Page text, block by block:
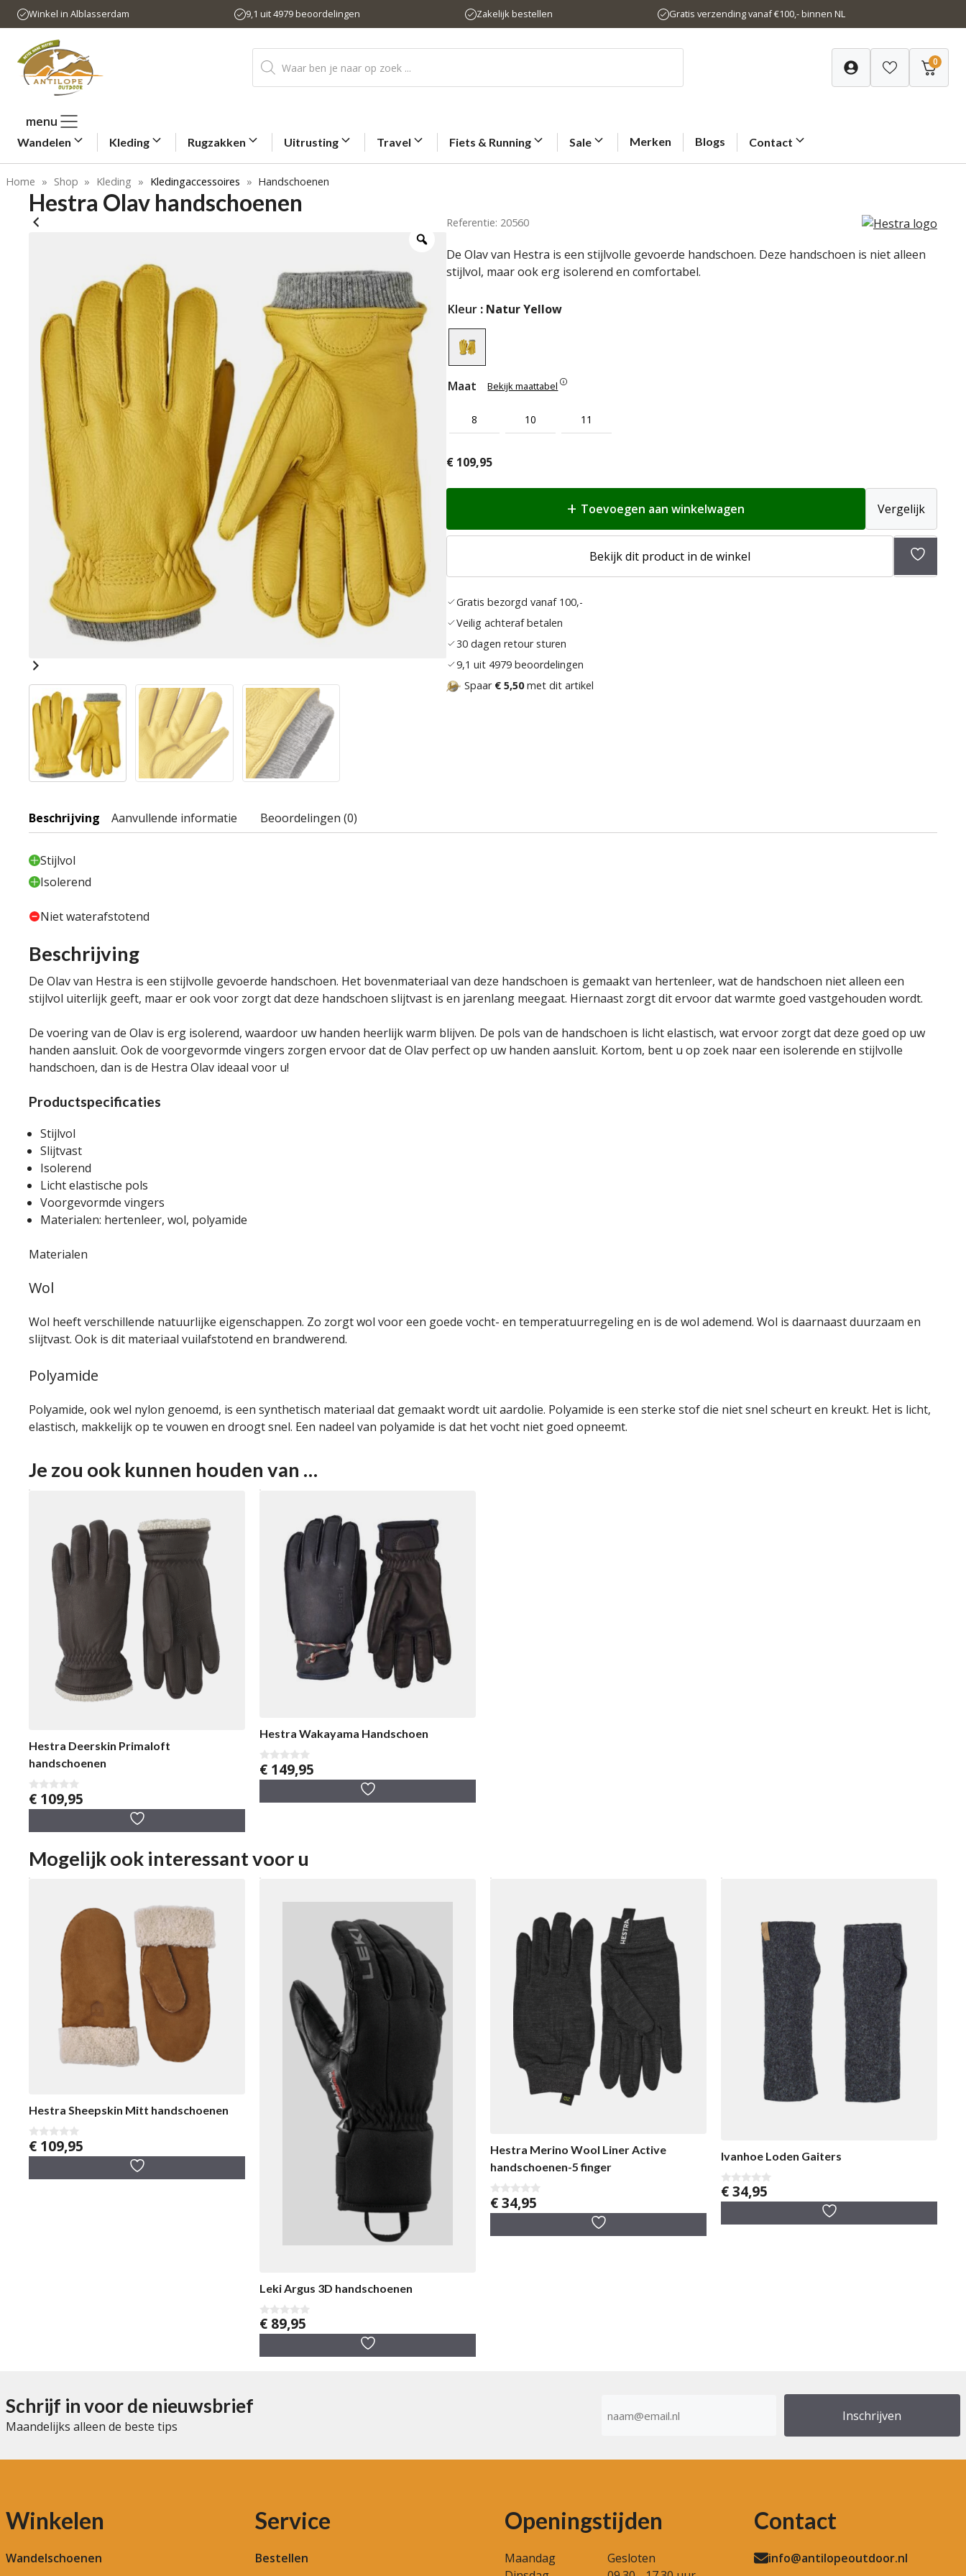
naar
inhoud
Winkel in Alblasserdam 9,1 uit 4979 beoordelingen Zakelijk bestellen Gratis verzending vanaf €100,- binnen NL
Producten
zoeken 0
menu
Wandelen Kleding Rugzakken Uitrusting Travel Fiets & Running Sale Merken Blogs Contact
Home » Shop » Kleding » Kledingaccessoires » Handschoenen
Hestra Olav handschoenen
Referentie: 20560
De Olav van Hestra is een stijlvolle gevoerde handschoen. Deze handschoen is niet alleen
stijlvol, maar ook erg isolerend en comfortabel.
Kleur : Natur Yellow
Maat Bekijk maattabel
8 10 11
€ 109,95
Toevoegen aan winkelwagen Vergelijk
Bekijk dit product in de winkel
Gratis bezorgd vanaf 100,-
Veilig achteraf betalen
30 dagen retour sturen
9,1 uit 4979 beoordelingen
Spaar € 5,50met dit artikel
Beschrijving Aanvullende informatie Beoordelingen (0)
Stijlvol
Isolerend
Niet waterafstotend
Beschrijving
De Olav van Hestra is een stijlvolle gevoerde handschoen. Het bovenmateriaal van deze handschoen is gemaakt van hertenleer, wat de handschoen niet alleen een
stijlvol uiterlijk geeft, maar er ook voor zorgt dat deze handschoen slijtvast is en jarenlang meegaat. Hiernaast zorgt dit ervoor dat warmte goed vastgehouden wordt.
De voering van de Olav is erg isolerend, waardoor uw handen heerlijk warm blijven. De pols van de handschoen is licht elastisch, wat ervoor zorgt dat deze goed op uw
handen aansluit. Ook de voorgevormde vingers zorgen ervoor dat de Olav perfect op uw handen aansluit. Kortom, bent u op zoek naar een isolerende en stijlvolle
handschoen, dan is de Hestra Olav ideaal voor u!
Productspecificaties
Stijlvol
Slijtvast
Isolerend
Licht elastische pols
Voorgevormde vingers
Materialen: hertenleer, wol, polyamide
Materialen
Wol
Wol heeft verschillende natuurlijke eigenschappen. Zo zorgt wol voor een goede vocht- en temperatuurregeling en is de wol ademend. Wol is daarnaast duurzaam en
slijtvast. Ook is dit materiaal vuilafstotend en brandwerend.
Polyamide
Polyamide, ook wel nylon genoemd, is een synthetisch materiaal dat gemaakt wordt uit aardolie. Polyamide is een sterke stof die niet snel scheurt en kreukt. Het is licht,
elastisch, makkelijk op te vouwen en droogt snel. Een nadeel van polyamide is dat het vocht niet goed opneemt.
Je zou ook kunnen houden van …
Hestra Deerskin Primaloft
handschoenen
0
v
€ 109,95
Hestra Wakayama Handschoen
0
v
5
€ 149,95
Mogelijk ook interessant voor u
Hestra Sheepskin Mitt handschoenen
0
v
€ 109,95
Leki Argus 3D handschoenen
0
v
€ 89,95
Hestra Merino Wool Liner Active
handschoenen-5 finger
0
v
5
€34,95
Ivanhoe Loden Gaiters
0
v
€34,95
Schrijf in voor de nieuwsbrief
Maandelijks alleen de beste tips
mailadres
Winkelen
Wandelschoenen
Service
Bestellen
Openingstijden
Maandag
Gesloten
Contact
info@antilopeoutdoor.nl